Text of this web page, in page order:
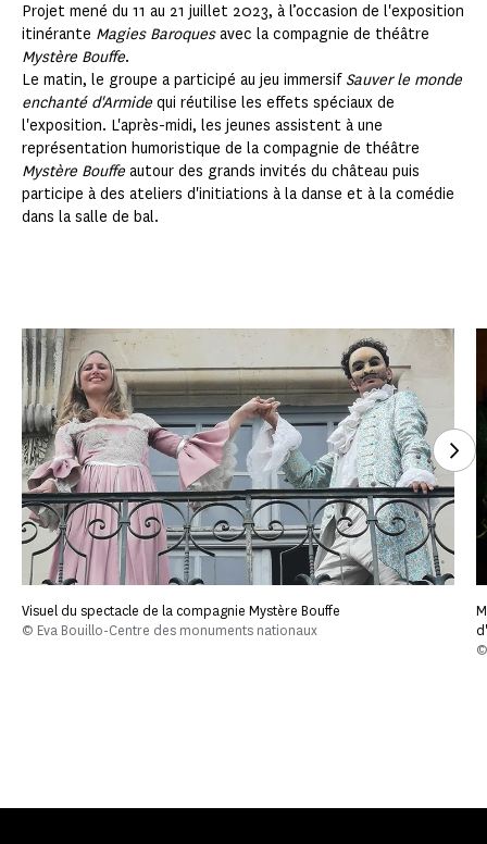
Projet mené du 11 au 21 juillet 2023, à l’occasion de l'exposition
itinérante Magies Baroquesavec la compagnie de théâtre
Mystère Bouffe.
Le matin, le groupe a participé au jeu immersif Sauver le monde
enchanté d'Armide qui réutilise les effets spéciaux de
l'exposition. L'après-midi, les jeunes assistent à une
représentation humoristique de la compagnie de théâtre
Mystère Bouffe autour des grands invités du château puis
participe à des ateliers d'initiations à la danse et à la comédie
dans la salle de bal.
Visuel du spectacle de la compagnie Mystère Bouffe
© Eva Bouillo-Centre des monuments nationaux